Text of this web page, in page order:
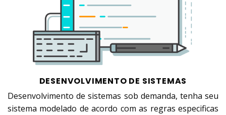
DESENVOLVIMENTO DE SISTEMAS
Desenvolvimento de sistemas sob demanda, tenha seu
sistema modelado de acordo com as regras especificas